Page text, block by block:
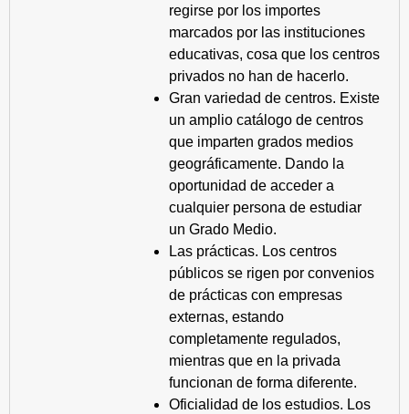
regirse por los importes
marcados por las instituciones
educativas, cosa que los centros
privados no han de hacerlo.
Gran variedad de centros. Existe
un amplio catálogo de centros
que imparten grados medios
geográficamente. Dando la
oportunidad de acceder a
cualquier persona de estudiar
un Grado Medio.
Las prácticas. Los centros
públicos se rigen por convenios
de prácticas con empresas
externas, estando
completamente regulados,
mientras que en la privada
funcionan de forma diferente.
Oficialidad de los estudios. Los